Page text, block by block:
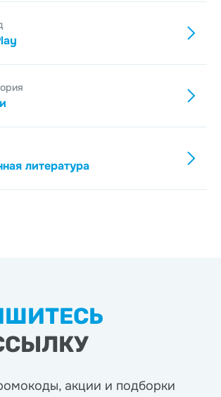
литература
акции и подборки